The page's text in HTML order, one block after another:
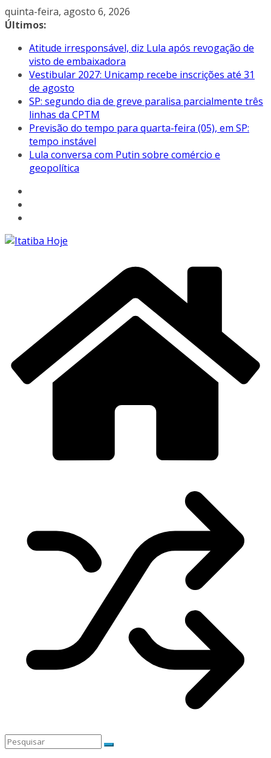
Pular
para
conteúdo
quinta-feira, agosto 6, 2026
Últimos:
Atitude irresponsável, diz Lula após revogação de
visto de embaixadora
Vestibular 2027: Unicamp recebe inscrições até 31
de agosto
SP: segundo dia de greve paralisa parcialmente três
linhas da CPTM
Previsão do tempo para quarta-feira (05), em SP:
tempo instável
Lula conversa com Putin sobre comércio e
geopolítica